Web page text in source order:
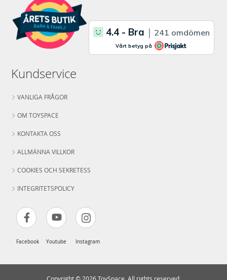
Kundservice
VANLIGA FRÅGOR
OM TOYSPACE
KONTAKTA OSS
ALLMÄNNA VILLKOR
COOKIES OCH SEKRETESS
INTEGRITETSPOLICY
Facebook Youtube Instagram